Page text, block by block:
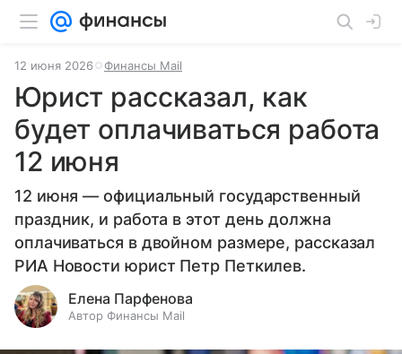
12 июня 2026 Финансы Mail
Юрист рассказал, как
будет оплачиваться работа
12 июня
12 июня — официальный государственный
праздник, и работа в этот день должна
оплачиваться в двойном размере, рассказал
РИА Новости юрист Петр Петкилев.
Елена Парфенова
Автор Финансы Mail